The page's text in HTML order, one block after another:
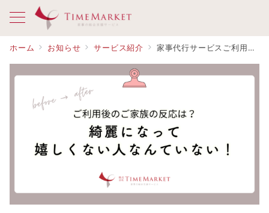
ホーム お知らせ サービス紹介 家事代行サービスご利用後のご家族の反応は？